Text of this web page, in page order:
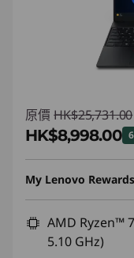
原價 HK$25,731.00
HK$8,998.00
即省 :-
eCoupon
*Savings
My Lenovo Rewards
AMD Ryzen™
5.10 GHz)